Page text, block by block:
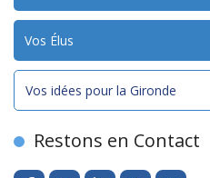
Vos Élus
Vos idées pour la Gironde
Restons en Contact